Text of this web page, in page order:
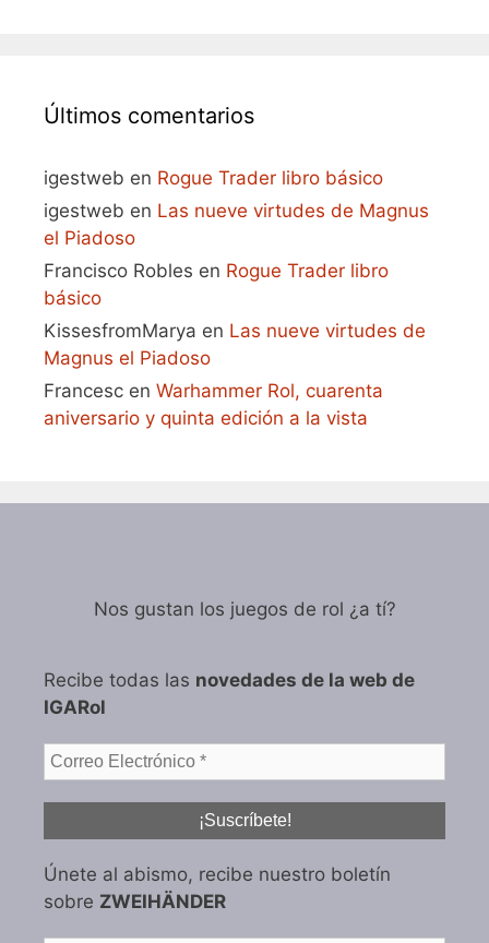
Últimos comentarios
igestweb en Rogue Trader libro básico
igestweb en Las nueve virtudes de Magnus
el Piadoso
Francisco Robles en Rogue Trader libro
básico
KissesfromMarya en Las nueve virtudes de
Magnus el Piadoso
Francesc en Warhammer Rol, cuarenta
aniversario y quinta edición a la vista
Nos gustan los juegos de rol ¿a tí?
Recibe todas las novedades de la web de
IGARol
Únete al abismo, recibe nuestro boletín
sobre ZWEIHÄNDER